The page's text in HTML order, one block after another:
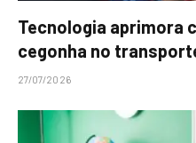
Tecnologia aprimora
cegonha no
27/07/2026